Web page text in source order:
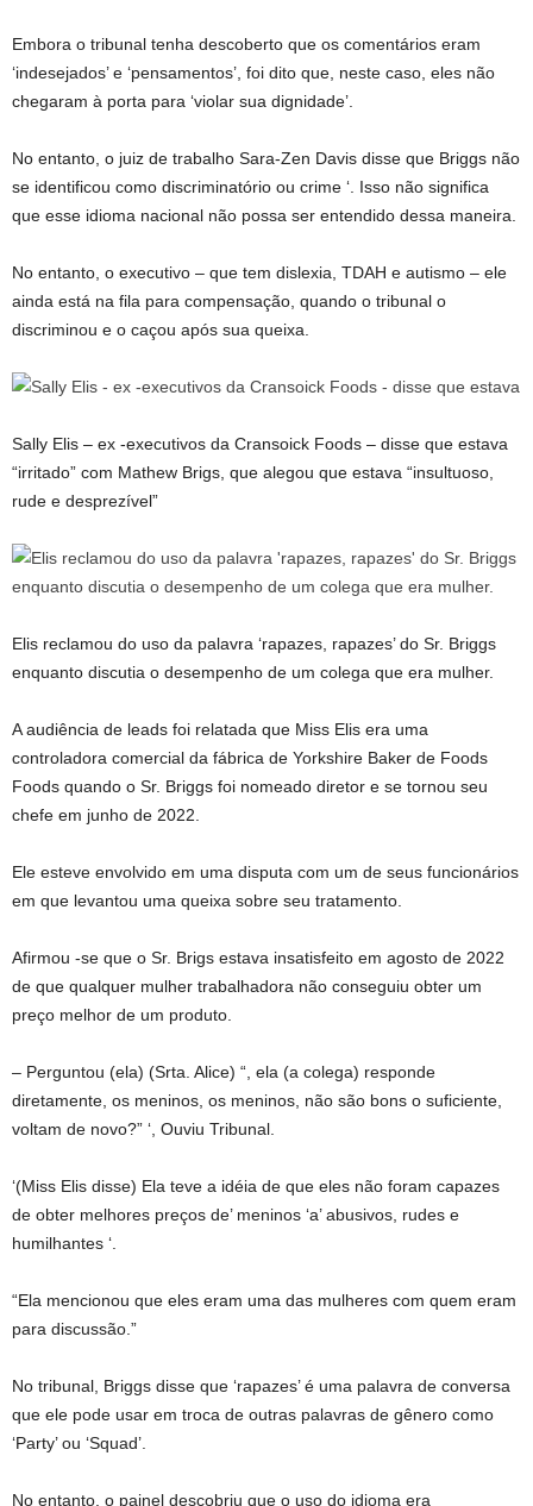
Embora o tribunal tenha descoberto que os comentários eram
‘indesejados’ e ‘pensamentos’, foi dito que, neste caso, eles não
chegaram à porta para ‘violar sua dignidade’.
No entanto, o juiz de trabalho Sara-Zen Davis disse que Briggs não
se identificou como discriminatório ou crime ‘. Isso não significa
que esse idioma nacional não possa ser entendido dessa maneira.
No entanto, o executivo – que tem dislexia, TDAH e autismo – ele
ainda está na fila para compensação, quando o tribunal o
discriminou e o caçou após sua queixa.
Sally Elis – ex -executivos da Cransoick Foods – disse que estava
“irritado” com Mathew Brigs, que alegou que estava “insultuoso,
rude e desprezível”
Elis reclamou do uso da palavra ‘rapazes, rapazes’ do Sr. Briggs
enquanto discutia o desempenho de um colega que era mulher.
A audiência de leads foi relatada que Miss Elis era uma
controladora comercial da fábrica de Yorkshire Baker de Foods
Foods quando o Sr. Briggs foi nomeado diretor e se tornou seu
chefe em junho de 2022.
Ele esteve envolvido em uma disputa com um de seus funcionários
em que levantou uma queixa sobre seu tratamento.
Afirmou -se que o Sr. Brigs estava insatisfeito em agosto de 2022
de que qualquer mulher trabalhadora não conseguiu obter um
preço melhor de um produto.
– Perguntou (ela) (Srta. Alice) “, ela (a colega) responde
diretamente, os meninos, os meninos, não são bons o suficiente,
voltam de novo?” ‘, Ouviu Tribunal.
‘(Miss Elis disse) Ela teve a idéia de que eles não foram capazes
de obter melhores preços de’ meninos ‘a’ abusivos, rudes e
humilhantes ‘.
“Ela mencionou que eles eram uma das mulheres com quem eram
para discussão.”
No tribunal, Briggs disse que ‘rapazes’ é uma palavra de conversa
que ele pode usar em troca de outras palavras de gênero como
‘Party’ ou ‘Squad’.
No entanto, o painel descobriu que o uso do idioma era